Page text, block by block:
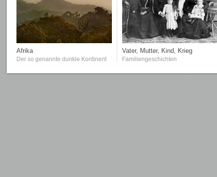
Afrika
Der so genannte dunkle Kontinent
Vater, Mutter, Kind, Krieg
Familiengeschichten